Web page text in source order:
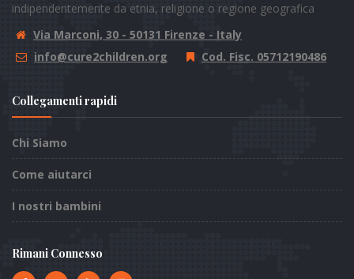
indipendentemente da etnia, religione o regione geografica
Via Marconi, 30 - 50131 Firenze - Italy
info@cure2children.org
Cod. Fisc. 05712190486
Collegamenti rapidi
Chi Siamo
Come aiutarci
I nostri bambini
Rimani Connesso